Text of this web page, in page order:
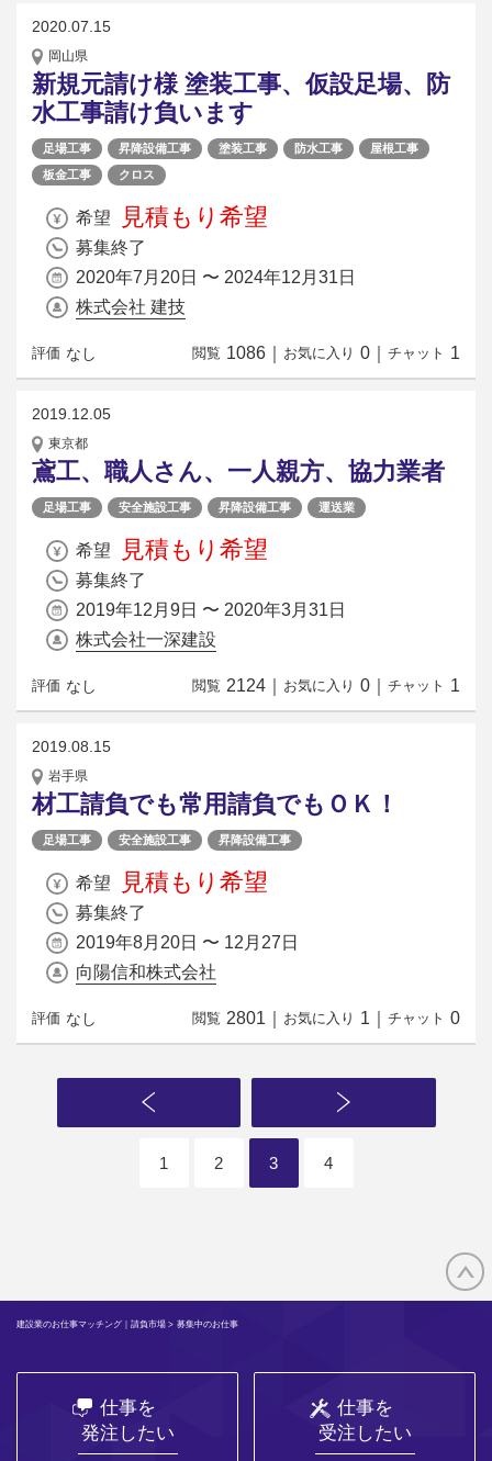
2020.07.15
岡山県
新規元請け様 塗装工事、仮設足場、防
水工事請け負います
足場工事 昇降設備工事 塗装工事 防水工事
屋根工事
板金工事
クロス
希望 見積もり希望
募集終了
2020年7月20日 〜 2024年12月31日
株式会社 建技
評価 なし 閲覧 1086 お気に入り 0 チャット 1
2019.12.05
東京都
鳶工、職人さん、一人親方、協力業者
足場工事 安全施設工事 昇降設備工事 運送業
希望 見積もり希望
募集終了
2019年12月9日 〜 2020年3月31日
株式会社一深建設
評価 なし 閲覧 2124 お気に入り 0 チャット 1
2019.08.15
岩手県
材工請負でも常用請負でもＯＫ！
足場工事 安全施設工事 昇降設備工事
希望 見積もり希望
募集終了
2019年8月20日 〜 12月27日
向陽信和株式会社
評価 なし 閲覧 2801 お気に入り 1 チャット 0
1 2 3 4
建設業のお仕事マッチング｜請負市場 > 募集中のお仕事
仕事を
発注したい
仕事を
受注したい